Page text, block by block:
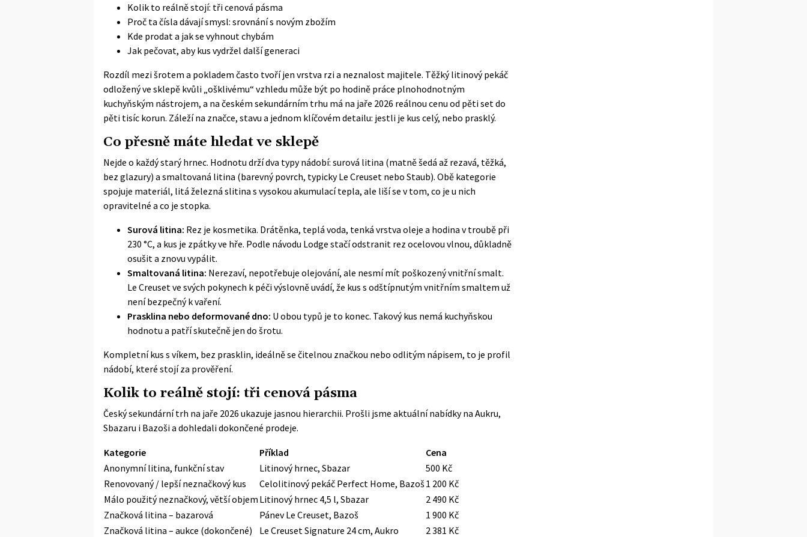
Kolik to reálně stojí: tři cenová pásma
Proč ta čísla dávají smysl: srovnání s novým zbožím
Kde prodat a jak se vyhnout chybám
Jak pečovat, aby kus vydržel další generaci
Rozdíl mezi šrotem a pokladem často tvoří jen vrstva rzi a neznalost majitele. Těžký litinový pekáč
odložený ve sklepě kvůli „ošklivému“ vzhledu může být po hodině práce plnohodnotným
kuchyňským nástrojem, a na českém sekundárním trhu má na jaře 2026 reálnou cenu od pěti set do
pěti tisíc korun. Záleží na značce, stavu a jednom klíčovém detailu: jestli je kus celý, nebo prasklý.
Co přesně máte hledat ve sklepě
Nejde o každý starý hrnec. Hodnotu drží dva typy nádobí: surová litina (matně šedá až rezavá, těžká,
bez glazury) a smaltovaná litina (barevný povrch, typicky Le Creuset nebo Staub). Obě kategorie
spojuje materiál, litá železná slitina s vysokou akumulací tepla, ale liší se v tom, co je u nich
opravitelné a co je stopka.
Surová litina: Rez je kosmetika. Drátěnka, teplá voda, tenká vrstva oleje a hodina v troubě při
230 °C, a kus je zpátky ve hře. Podle návodu Lodge stačí odstranit rez ocelovou vlnou, důkladně
osušit a znovu vypálit.
Smaltovaná litina: Nerezaví, nepotřebuje olejování, ale nesmí mít poškozený vnitřní smalt.
Le Creuset ve svých pokynech k péči výslovně uvádí, že kus s odštípnutým vnitřním smaltem už
není bezpečný k vaření.
Prasklina nebo deformované dno: U obou typů je to konec. Takový kus nemá kuchyňskou
hodnotu a patří skutečně jen do šrotu.
Kompletní kus s víkem, bez prasklin, ideálně se čitelnou značkou nebo odlitým nápisem, to je profil
nádobí, které stojí za prověření.
Kolik to reálně stojí: tři cenová pásma
Český sekundární trh na jaře 2026 ukazuje jasnou hierarchii. Prošli jsme aktuální nabídky na Aukru,
Sbazaru i Bazoši a dohledali dokončené prodeje.
Kategorie Příklad
Cena
Anonymní litina, funkční stav
Litinový hrnec, Sbazar
500 Kč
Renovovaný / lepší neznačkový kus
Celolitinový pekáč Perfect Home, Bazoš1 200 Kč
Málo použitý neznačkový, větší objem Litinový hrnec 4,5 l, Sbazar
2 490 Kč
Značková litina – bazarová
Pánev Le Creuset, Bazoš
1 900 Kč
Značková litina – aukce (dokončené)
Le Creuset Signature 24 cm, Aukro
2 381 Kč